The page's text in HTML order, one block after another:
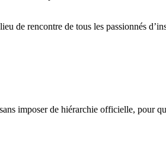
de rencontre de tous les passionnés
imposer de hiérarchie officielle, pour